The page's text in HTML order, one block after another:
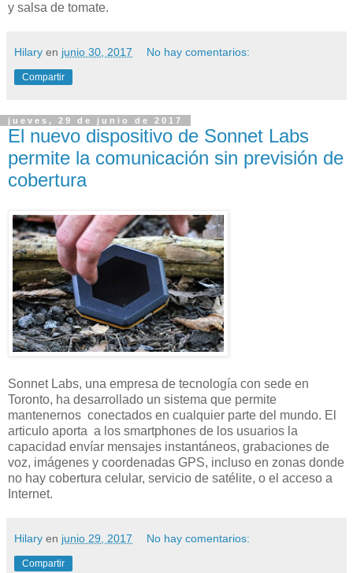
y salsa de tomate.
Hilary en junio 30, 2017 No hay comentarios:
Compartir
jueves, 29 de junio de 2017
El nuevo dispositivo de Sonnet Labs
permite la comunicación sin previsión de
cobertura
Sonnet Labs, una empresa de tecnología con sede en
Toronto, ha desarrollado un sistema que permite
mantenernos conectados en cualquier parte del mundo. El
articulo aporta a los smartphones de los usuarios la
capacidad envíar mensajes instantáneos, grabaciones de
voz, imágenes y coordenadas GPS, incluso en zonas donde
no hay cobertura celular, servicio de satélite, o el acceso a
Internet.
Hilary en junio 29, 2017 No hay comentarios:
Compartir